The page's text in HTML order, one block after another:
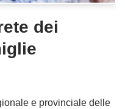
dei
e provinciale delle